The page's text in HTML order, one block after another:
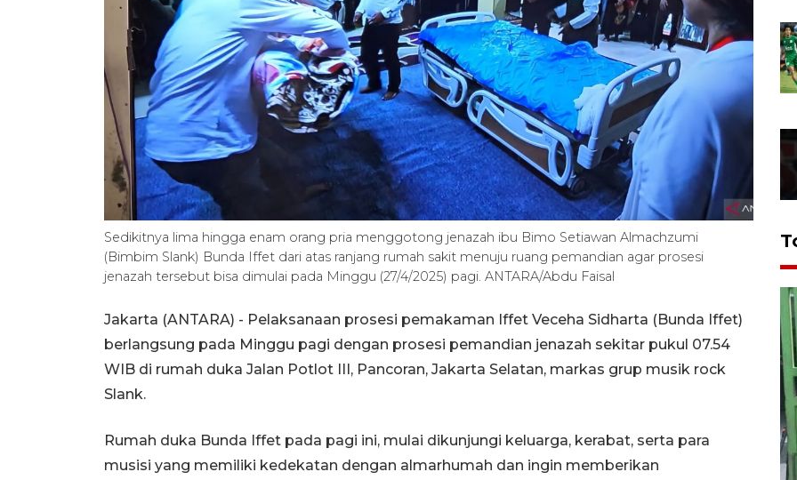
Sedikitnya lima hingga enam orang pria menggotong jenazah ibu Bimo Setiawan Almachzumi
(Bimbim Slank) Bunda Iffet dari atas ranjang rumah sakit menuju ruang pemandian agar prosesi
jenazah tersebut bisa dimulai pada Minggu (27/4/2025) pagi. ANTARA/Abdu Faisal
Jakarta (ANTARA) - Pelaksanaan prosesi pemakaman Iffet Veceha Sidharta (Bunda Iffet)
berlangsung pada Minggu pagi dengan prosesi pemandian jenazah sekitar pukul 07.54
WIB di rumah duka Jalan Potlot III, Pancoran, Jakarta Selatan, markas grup musik rock
Slank.
Rumah duka Bunda Iffet pada pagi ini, mulai dikunjungi keluarga, kerabat, serta para
musisi yang memiliki kedekatan dengan almarhumah dan ingin memberikan